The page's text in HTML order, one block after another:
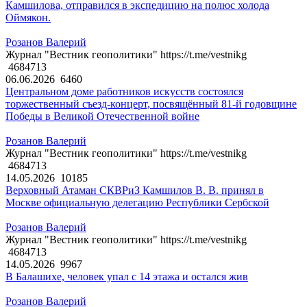
Камшилова, отправился в экспедицию на полюс холода
Оймякон.
Розанов Валерий
Журнал "Вестник геополитики" https://t.me/vestnikg
4684713
06.06.2026 6460
Центральном доме работников искусств состоялся
торжественный съезд-концерт, посвящённый 81-й годовщине
Победы в Великой Отечественной войне
Розанов Валерий
Журнал "Вестник геополитики" https://t.me/vestnikg
4684713
14.05.2026 10185
Верховный Атаман СКВРиЗ Камшилов В. В. принял в
Москве официальную делегацию Республики Сербской
Розанов Валерий
Журнал "Вестник геополитики" https://t.me/vestnikg
4684713
14.05.2026 9967
В Балашихе, человек упал с 14 этажа и остался жив
Розанов Валерий